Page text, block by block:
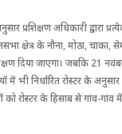
प्रशिक्षण अधिकारी द्वारा
क्षेत्र के नौना, मोठा, चाका,
दिया जाएगा। जबकि 21
भी निर्धारित रोस्टर के अनुसार
को रोस्टर के हिसाब से गांव-